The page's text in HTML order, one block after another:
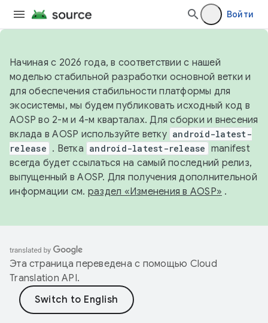
Войти
Начиная с 2026 года, в соответствии с нашей
моделью стабильной разработки основной ветки и
для обеспечения стабильности платформы для
экосистемы, мы будем публиковать исходный код в
AOSP во 2-м и 4-м кварталах. Для сборки и внесения
вклада в AOSP используйте ветку android-latest-
release . Ветка android-latest-release manifest
всегда будет ссылаться на самый последний релиз,
выпущенный в AOSP. Для получения дополнительной
информации см. раздел «Изменения в AOSP» .
Эта страница переведена с помощью Cloud
Translation API.